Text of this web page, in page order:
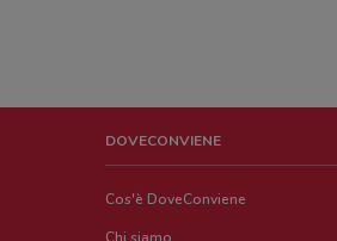
DOVECONVIENE
Cos'è DoveConviene